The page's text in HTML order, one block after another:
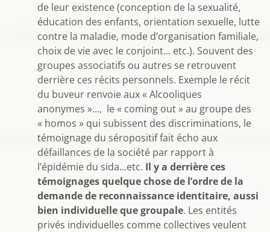
de leur existence (conception de la sexualité,
éducation des enfants, orientation sexuelle, lutte
contre la maladie, mode d’organisation familiale,
choix de vie avec le conjoint... etc.). Souvent des
groupes associatifs ou autres se retrouvent
derrière ces récits personnels. Exemple le récit
du buveur renvoie aux « Alcooliques
anonymes »..., le « coming out » au groupe des
« homos » qui subissent des discriminations, le
témoignage du séropositif fait écho aux
défaillances de la société par rapport à
l’épidémie du sida...etc. Il y a derrière ces
témoignages quelque chose de l’ordre de la
demande de reconnaissance identitaire, aussi
bien individuelle que groupale. Les entités
privés individuelles comme collectives veulent